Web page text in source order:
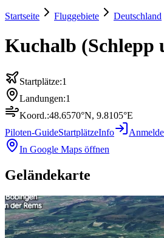
Startseite Fluggebiete Deutschland
Kuchalb (Schlepp
Startplätze:1
Landungen:1
Koord.:48.6570°N, 9.8105°E
Piloten-GuideStartplätzeInfo
In Google Maps öffnen
Geländekarte